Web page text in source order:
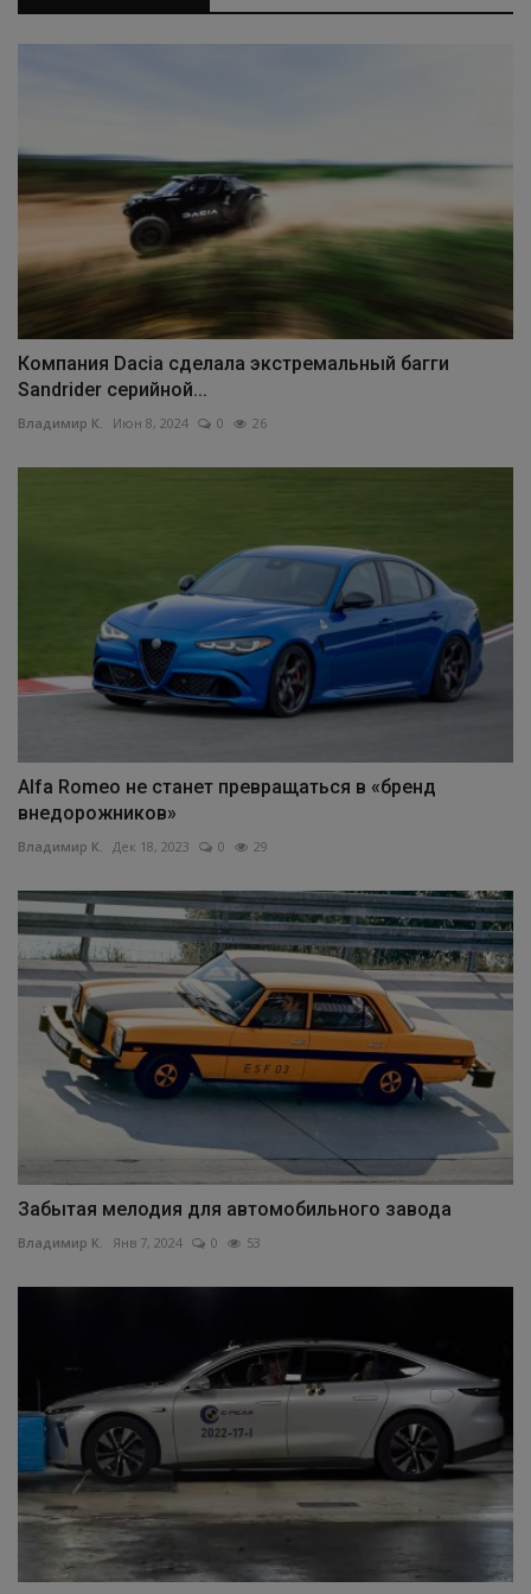
Компания Dacia сделала экстремальный багги
Sandrider серийной...
Владимир К. Июн 8, 2024 0 26
Alfa Romeo не станет превращаться в «бренд
внедорожников»
Владимир К. Дек 18, 2023 0 29
Забытая мелодия для автомобильного завода
Владимир К. Янв 7, 2024 0 53